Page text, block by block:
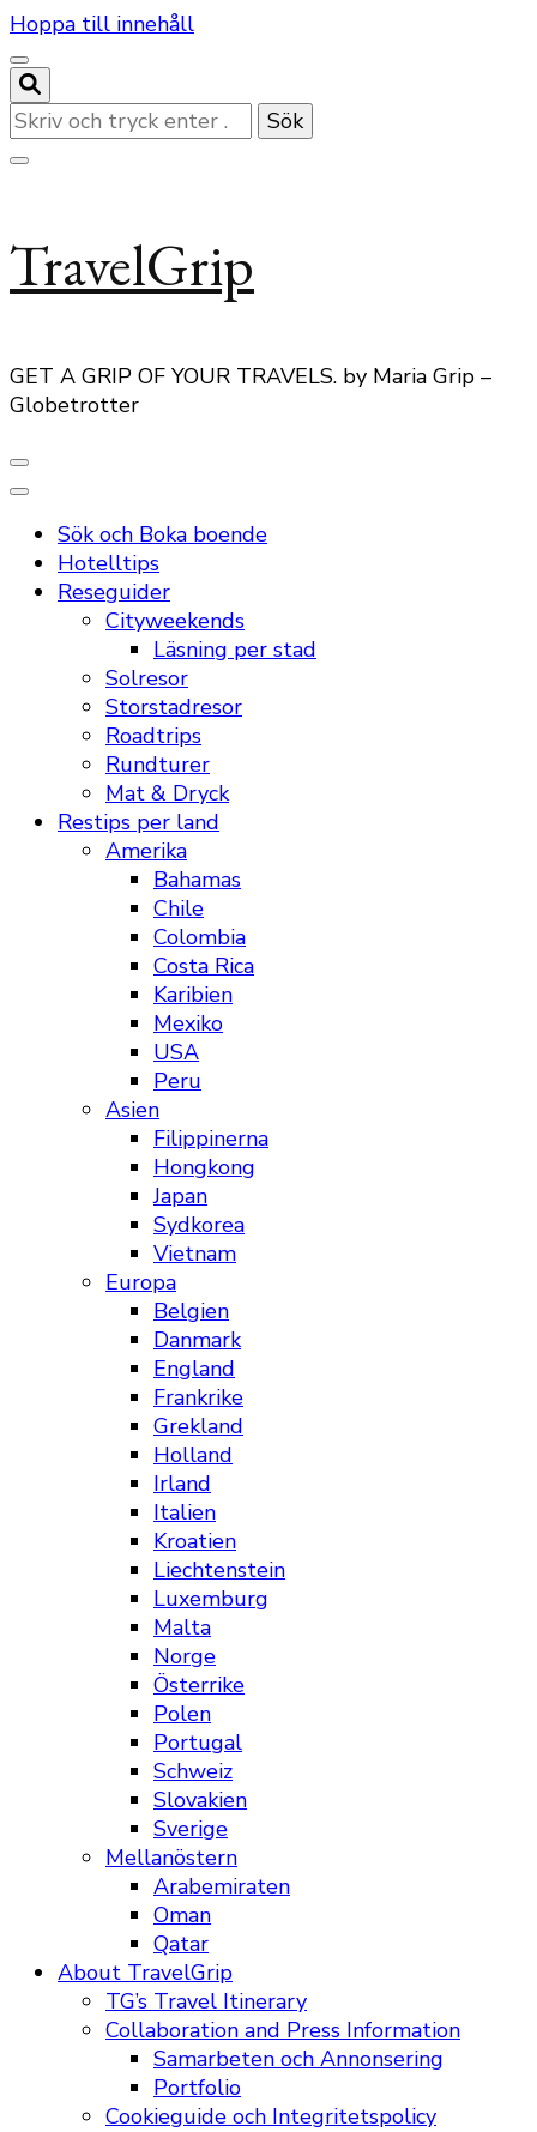
Hoppa till innehåll
Letar
du
efter
TravelGrip
GET A GRIP OF YOUR TRAVELS. by Maria Grip –
Globetrotter
Sök och Boka boende
Hotelltips
Reseguider
Cityweekends
Läsning per stad
Solresor
Storstadresor
Roadtrips
Rundturer
Mat & Dryck
Restips per land
Amerika
Bahamas
Chile
Colombia
Costa Rica
Karibien
Mexiko
USA
Peru
Asien
Filippinerna
Hongkong
Japan
Sydkorea
Vietnam
Europa
Belgien
Danmark
England
Frankrike
Grekland
Holland
Irland
Italien
Kroatien
Liechtenstein
Luxemburg
Malta
Norge
Österrike
Polen
Portugal
Schweiz
Slovakien
Sverige
Mellanöstern
Arabemiraten
Oman
Qatar
About TravelGrip
TG’s Travel Itinerary
Collaboration and Press Information
Samarbeten och Annonsering
Portfolio
Cookieguide och Integritetspolicy